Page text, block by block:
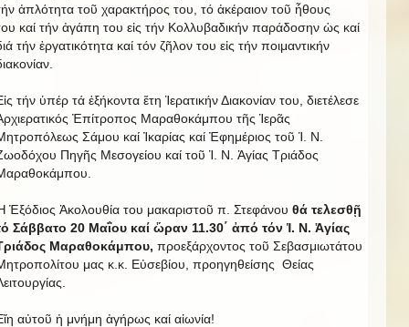
ἀπλότητα τοῦ χαρακτήρος του, τό ἀκέραιον τοῦ ἦθους
καί τήν ἀγάπη του εἰς τήν Κολλυβαδικήν παράδοσην ὡς καί
τήν ἐργατικότητα καί τόν ζῆλον του εἰς τήν ποιμαντικήν
τήν ὑπέρ τά ἐξήκοντα ἔτη Ἱερατικήν Διακονίαν του, διετέλεσε
Ἐπίτροπος Μαραθοκάμπου τῆς Ἱερᾶς
Σάμου καί Ἰκαρίας καί Ἐφημέριος τοῦ Ἱ. Ν.
Πηγῆς Μεσογείου καί τοῦ Ἱ. Ν. Ἁγίας Τριάδος
Ἐξόδιος Ἀκολουθία του μακαριστοῦ π. Στεφάνου θά τελεσθῇ
Σάββατο 20 Μαΐου καί ὥραν 11.30΄ ἀπό τόν Ἱ. Ν. Ἁγίας
Μαραθοκάμπου, προεξάρχοντος τοῦ Σεβασμιωτάτου
μας κ.κ. Εὐσεβίου, προηγηθείσης Θείας
αὐτοῦ ἡ μνήμη ἀγήρως καί αἰωνία!